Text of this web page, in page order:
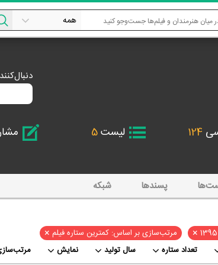
124 لیست5
پسند‌ها شبکه
× مرتب‌سازی بر اساس: کمترین ستاره فیلم ×
نمایش سال تولید تعداد ستاره